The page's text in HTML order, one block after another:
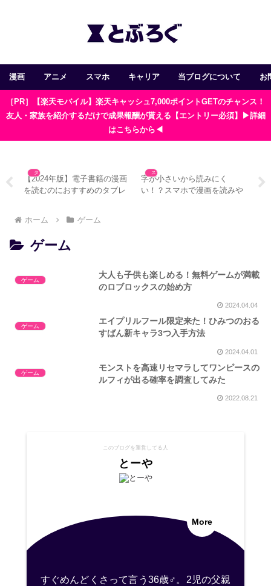
漫画 アニメ スマホ キャリア 当ブログについて お
［PR］【楽天モバイル】楽天キャッシュ7,000ポイントGETのチャンス！
友人・家族を紹介するだけで成果報酬が貰える【エントリー必須】▶詳細
はこちらから◀
タブレット
【2024年版】電子書籍の漫画
を読むのにおすすめのタブレ
スマホ
字が小さいから読みにく
い！？スマホで漫画を読みや
【
ュ
ホーム
ゲーム
ゲーム
ゲーム
大人も子供も楽しめる！無料ゲームが満載
のロブロックスの始め方
2024.04.04
ゲーム
エイプリルフール限定来た！ひみつのおる
すばん新キャラ3つ入手方法
2024.04.01
ゲーム
モンストを高速リセマラしてワンピースの
ルフィが出る確率を調査してみた
2022.08.21
このブログを運営してる人
とーや
More
すぐめんどくさって言う36歳♂。2児の父親